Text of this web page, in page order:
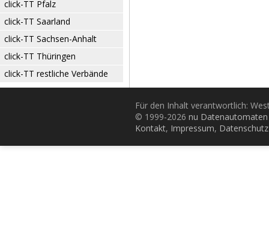
click-TT Pfalz
click-TT Saarland
click-TT Sachsen-Anhalt
click-TT Thüringen
click-TT restliche Verbände
Für den Inhalt verantwortlich:
© 1999-2026 nu
Kontakt, Impressum, Datenschutz